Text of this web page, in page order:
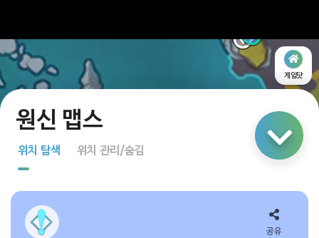
게임닷
링크 공유
위치 탐색 위치 관리/숨김
공유